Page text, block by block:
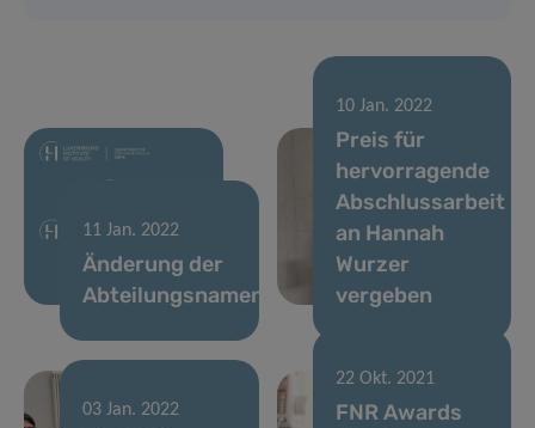
11 Jan. 2022
Änderung der
Abteilungsnamen
10 Jan. 2022
Preis für
hervorragende
Abschlussarbeit
an Hannah
Wurzer
vergeben
03 Jan. 2022
22 Okt. 2021
FNR Awards